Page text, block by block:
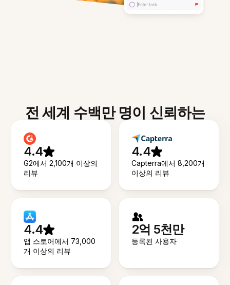
전 세계 수백만 명이 신뢰하는
4.4
G2에서 2,100개 이상의
리뷰
4.4
Capterra에서 8,200개
이상의 리뷰
4.4
앱 스토어에서 73,000
개 이상의 리뷰
2억 5천만
등록된 사용자